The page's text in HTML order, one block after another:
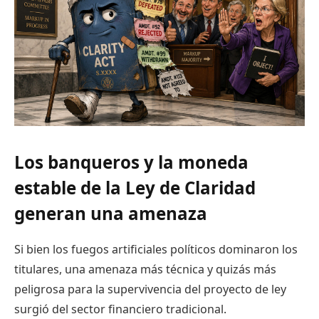
Los banqueros y la moneda
estable de la Ley de Claridad
generan una amenaza
Si bien los fuegos artificiales políticos dominaron los
titulares, una amenaza más técnica y quizás más
peligrosa para la supervivencia del proyecto de ley
surgió del sector financiero tradicional.